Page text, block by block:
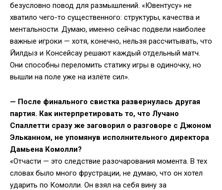
безусловно повод для размышлений. «Ювентусу» не
хватило чего-то существенного: структуры, качества и
ментальности. Думаю, именно сейчас подвели наиболее
важные игроки — хотя, конечно, нельзя рассчитывать, что
Йилдыз и Консейсау решают каждый отдельный матч.
Они способны переломить статику игры в одиночку, но
вышли на поле уже на излёте сил».
— После финального свистка развернулась другая
партия. Как интерпретировать то, что Лучано
Спаллетти сразу же заговорил о разговоре с Джоном
Эльканном, не упомянув исполнительного директора
Дамьена Комолли?
«Отчасти — это следствие разочарования момента. В тех
словах было много фрустрации, не думаю, что он хотел
ударить по Комолли. Он взял на себя вину за